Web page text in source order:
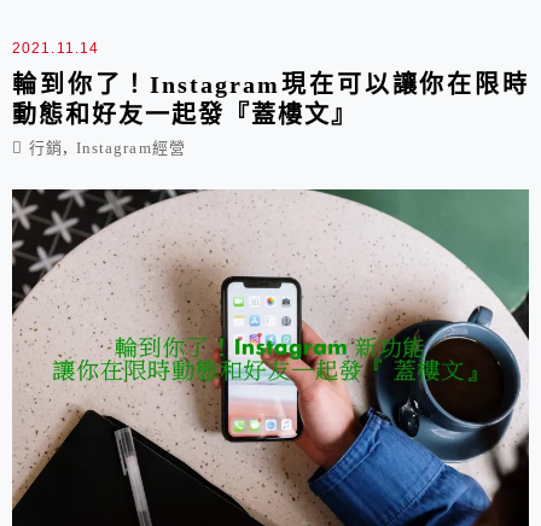
2021.11.14
輪到你了！Instagram現在可以讓你在限時
動態和好友一起發『蓋樓文』
行銷 , Instagram經營